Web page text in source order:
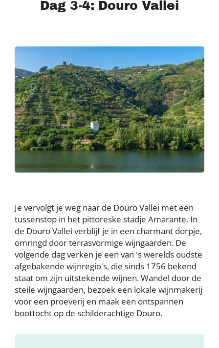
Dag 3-4: Douro Vallei
Je vervolgt je weg naar de Douro Vallei met een
tussenstop in het pittoreske stadje Amarante. In
de Douro Vallei verblijf je in een charmant dorpje,
omringd door terrasvormige wijngaarden. De
volgende dag verken je een van 's werelds oudste
afgebakende wijnregio's, die sinds 1756 bekend
staat om zijn uitstekende wijnen. Wandel door de
steile wijngaarden, bezoek een lokale wijnmakerij
voor een proeverij en maak een ontspannen
boottocht op de schilderachtige Douro.